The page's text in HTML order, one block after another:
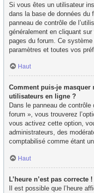
Si vous êtes un utilisateur
dans la base de données du
panneau de contrôle de
généralement en cliquant
pages du forum. Ce
paramètres et toutes vos
Haut
Comment puis-je masquer
utilisateurs en ligne ?
Dans le panneau de
forum », vous trouverez
vous activez cette option,
administrateurs, des
comptabilisé comme étant
Haut
L’heure n’est pas correcte !
Il est possible que l’heure